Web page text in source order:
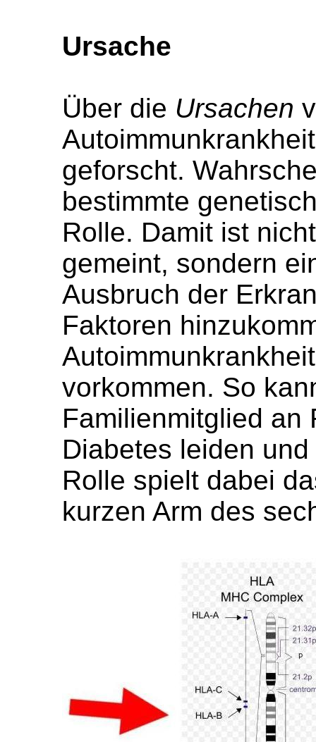
Ursache
Über die Ursachen
geforscht.
bestimmte
Rolle. Damit ist
gemeint, sondern
Ausbruch der
Faktoren
vorkommen. So
Familienmitglied an
Diabetes leiden
Rolle spielt dabei
kurzen Arm des